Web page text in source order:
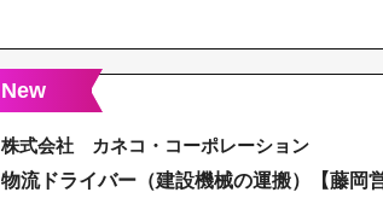
New
株式会社 カネコ・コーポレーション
物流ドライバー（建設機械の運搬）【藤岡